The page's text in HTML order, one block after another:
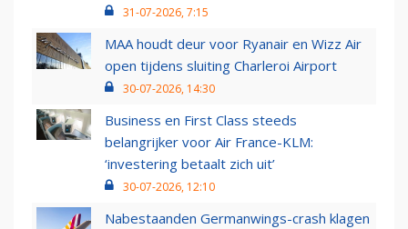
31-07-2026, 7:15
MAA houdt deur voor Ryanair en Wizz Air
open tijdens sluiting Charleroi Airport
30-07-2026, 14:30
Business en First Class steeds
belangrijker voor Air France-KLM:
‘investering betaalt zich uit’
30-07-2026, 12:10
Nabestaanden Germanwings-crash klagen